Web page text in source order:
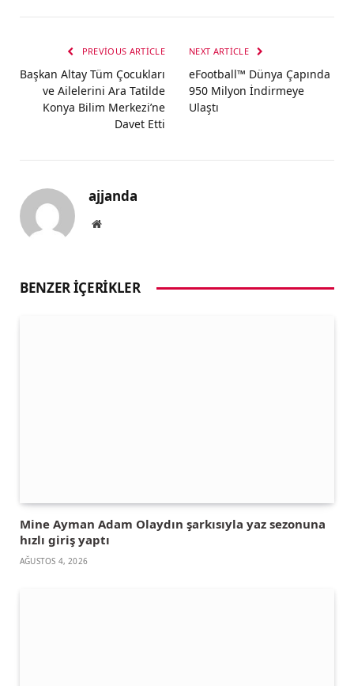
PREVIOUS ARTICLE
Başkan Altay Tüm Çocukları
ve Ailelerini Ara Tatilde
Konya Bilim Merkezi’ne
Davet Etti
NEXT ARTICLE
eFootball™ Dünya Çapında
950 Milyon İndirmeye
Ulaştı
ajjanda
Website
BENZER İÇERIKLER
Mine Ayman Adam Olaydın şarkısıyla yaz sezonuna
hızlı giriş yaptı
AĞUSTOS 4, 2026